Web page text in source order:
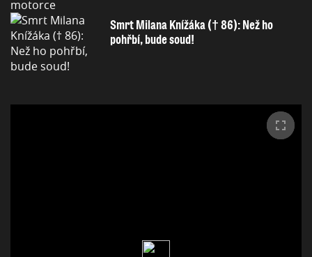
Smrt Milana Knížáka († 86): Než ho
pohřbí, bude soud!